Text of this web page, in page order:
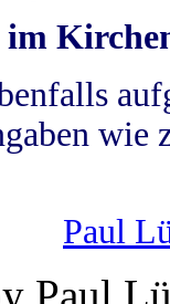
im
wie
Paul